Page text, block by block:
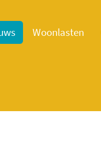
Woonlasten